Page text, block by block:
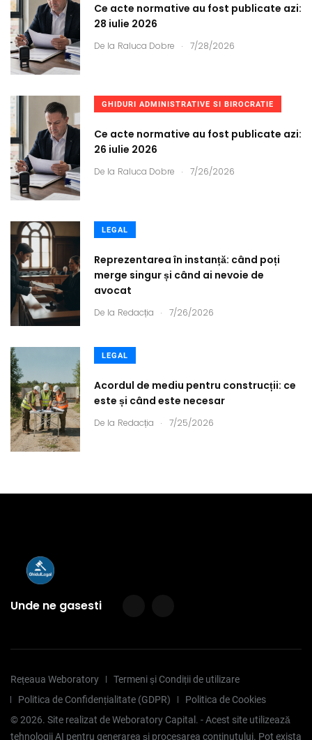
Ce acte normative au fost publicate azi:
28 iulie 2026
De la Raluca Dobre . 7/28/2026
GHIDURI ADMINISTRATIVE SI BIROCRATIE
Ce acte normative au fost publicate azi:
26 iulie 2026
De la Raluca Dobre . 7/26/2026
LEGAL
Reprezentarea în instanță: când poți
merge singur și când ai nevoie de
avocat
De la Redacția . 7/26/2026
LEGAL
Acordul de mediu pentru construcții: ce
este și când este necesar
De la Redacția . 7/25/2026
Unde ne gasesti
Rețeaua Weboratory
Termeni și Condiții de utilizare
Politica de Confidențialitate (GDPR)
Politica de Cookies
©2026. Site realizat de Weboratory Capital. - Acest site utilizează
tehnologii AI pentru generarea și procesarea conținutului. Pot exista